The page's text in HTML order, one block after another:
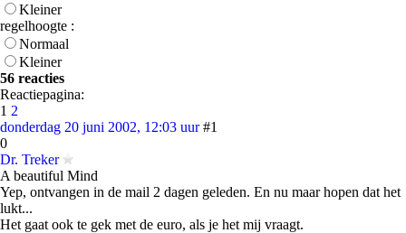
Kleiner
regelhoogte :
Normaal
Kleiner
56 reacties
Reactiepagina:
1 2
donderdag 20 juni 2002, 12:03 uur #1
0
Dr. Treker
A beautiful Mind
Yep, ontvangen in de mail 2 dagen geleden. En nu maar hopen dat het
lukt...
Het gaat ook te gek met de euro, als je het mij vraagt.